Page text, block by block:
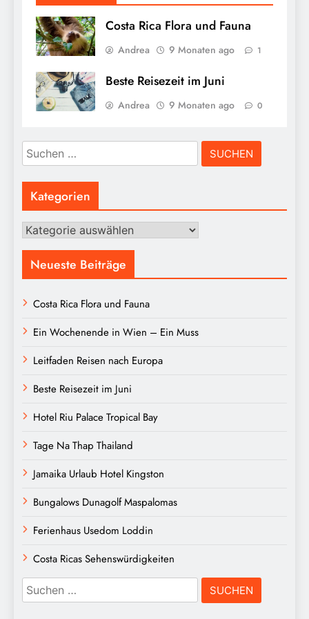
Costa Rica Flora und Fauna
Andrea 9 Monaten ago 1
Beste Reisezeit im Juni
Andrea 9 Monaten ago 0
Suchen
nach:
Kategorien
Kategorien
Neueste Beiträge
Costa Rica Flora und Fauna
Ein Wochenende in Wien – Ein Muss
Leitfaden Reisen nach Europa
Beste Reisezeit im Juni
Hotel Riu Palace Tropical Bay
Tage Na Thap Thailand
Jamaika Urlaub Hotel Kingston
Bungalows Dunagolf Maspalomas
Ferienhaus Usedom Loddin
Costa Ricas Sehenswürdigkeiten
Suchen
nach: